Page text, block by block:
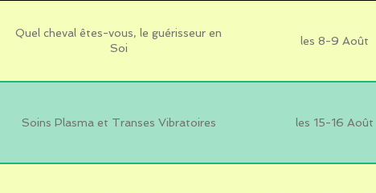
Quel cheval êtes-vous, le guérisseur en
Soi
les 8-9 Août
Soins Plasma et Transes Vibratoires les 15-16 Août